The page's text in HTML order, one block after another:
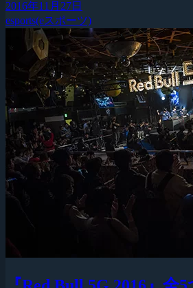
2016年11月27日
esports(eスポーツ)